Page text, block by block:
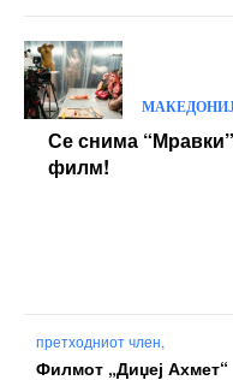
Се снима
филм!
претходниот член,
Филмот „Диџеј Ахмет“